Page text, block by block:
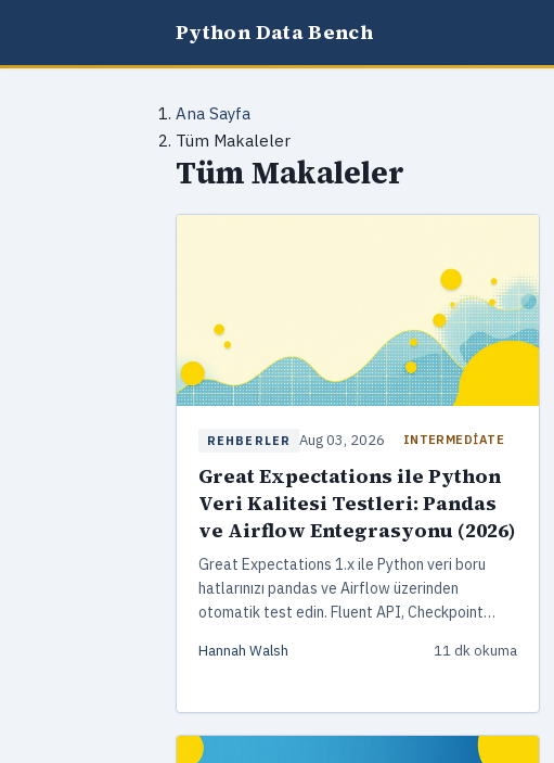
Python Data Bench
Ana Sayfa
Tüm Makaleler
Tüm Makaleler
REHBERLER Aug 03, 2026 INTERMEDIATE
Great Expectations ile Python
Veri Kalitesi Testleri: Pandas
ve Airflow Entegrasyonu (2026)
Great Expectations 1.x ile Python veri boru
hatlarınızı pandas ve Airflow üzerinden
otomatik test edin. Fluent API, Checkpoint
odaklı örnekler.
Hannah Walsh 11 dk okuma